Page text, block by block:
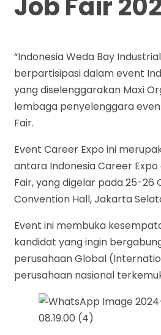
“Indonesia Weda Bay
berpartisipasi dalam event
yang diselenggarakan Maxi
lembaga penyelenggara
Fair.
Event Career Expo ini
antara Indonesia Career
Fair, yang digelar pada 25-26
Convention Hall, Jakarta
Event ini membuka
kandidat yang ingin
perusahaan Global
perusahaan nasional